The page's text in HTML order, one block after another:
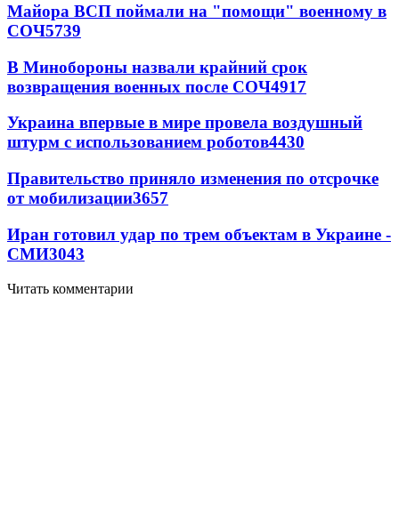
Майора ВСП поймали на "помощи" военному в
СОЧ5739
В Минобороны назвали крайний срок
возвращения военных после СОЧ4917
Украина впервые в мире провела воздушный
штурм с использованием роботов4430
Правительство приняло изменения по отсрочке
от мобилизации3657
Иран готовил удар по трем объектам в Украине -
СМИ3043
Читать комментарии